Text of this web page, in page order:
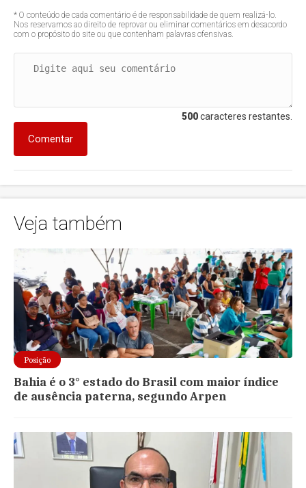
* O conteúdo de cada comentário é de responsabilidade de quem realizá-lo.
Nos reservamos ao direito de reprovar ou eliminar comentários em desacordo
com o propósito do site ou que contenham palavras ofensivas.
500caracteres restantes.
Comentar
Veja também
Posição
Bahia é o 3° estado do Brasil com maior índice
de ausência paterna, segundo Arpen